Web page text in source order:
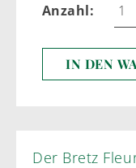
Anzahl:
IN DEN
Der Bretz